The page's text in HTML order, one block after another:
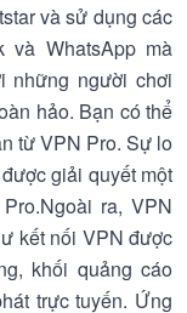
và sử dụng các
và WhatsApp mà
những người chơi
hảo. Bạn có thể
từ VPN Pro. Sự lo
giải quyết một
ra, VPN
kết nối VPN được
khối quảng cáo
trực tuyến. Ứng